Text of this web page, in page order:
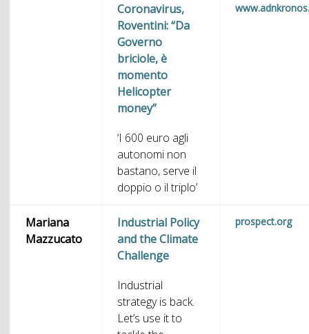
Coronavirus,
Roventini: “Da
Governo
briciole, è
momento
Helicopter
money”
‘I 600 euro agli
autonomi non
bastano, serve il
doppio o il triplo’
Mariana
Mazzucato
Industrial Policy
and the Climate
Challenge
Industrial
strategy is back.
Let’s use it to
prospect.org